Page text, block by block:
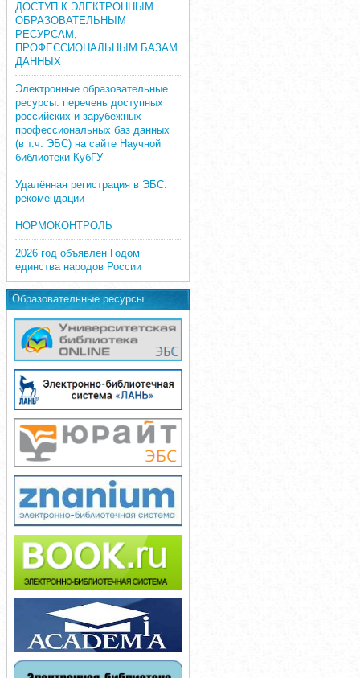
ДОСТУП К ЭЛЕКТРОННЫМ
ОБРАЗОВАТЕЛЬНЫМ
РЕСУРСАМ,
ПРОФЕССИОНАЛЬНЫМ БАЗАМ
ДАННЫХ
Электронные образовательные
ресурсы: перечень доступных
российских и зарубежных
профессиональных баз данных
(в т.ч. ЭБС) на сайте Научной
библиотеки КубГУ
Удалённая регистрация в ЭБС:
рекомендации
НОРМОКОНТРОЛЬ
2026 год объявлен Годом
единства народов России
Образовательные ресурсы